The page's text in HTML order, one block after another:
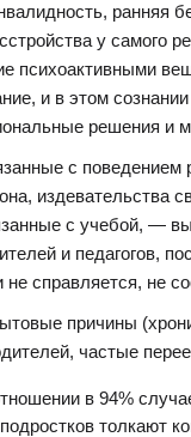
ранняя
у самого
психоактивными
и в этом
решения и
с поведением
издевательства
с учебой, —
и педагогов,
не справляется, не
причины
частые
в 94%
толкают